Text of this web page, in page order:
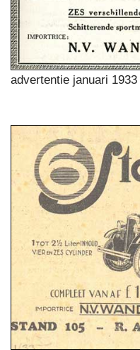
advertentie januari 1933